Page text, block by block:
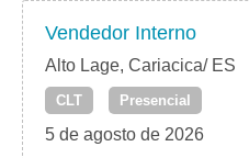
Vendedor Interno
Alto Lage, Cariacica/ ES
CLT Presencial
5 de agosto de 2026